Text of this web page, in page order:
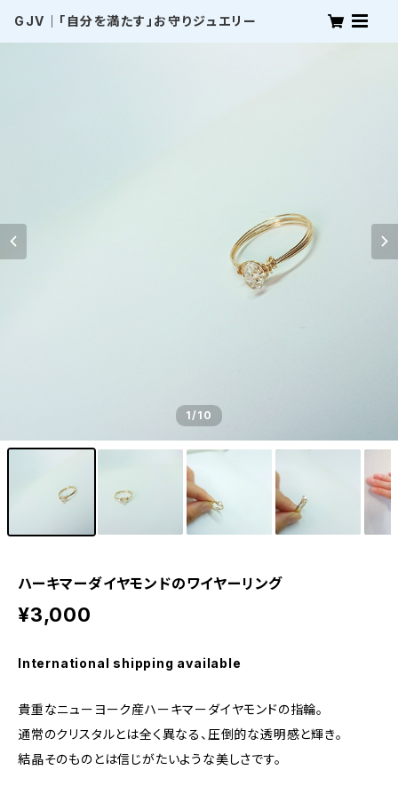
GJV｜「自分を満たす」お守りジュエリー
1/10
ハーキマーダイヤモンドのワイヤーリング
¥3,000
International shipping available
貴重なニューヨーク産ハーキマーダイヤモンドの指輪。
通常のクリスタルとは全く異なる、圧倒的な透明感と輝き。
結晶そのものとは信じがたいような美しさです。